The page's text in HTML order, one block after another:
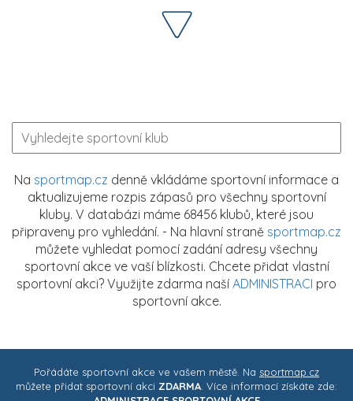
Na sportmap.cz denně vkládáme sportovní informace a
aktualizujeme rozpis zápasů pro všechny sportovní
kluby. V databázi máme 68456 klubů, které jsou
připraveny pro vyhledání. - Na hlavní straně sportmap.cz
můžete vyhledat pomocí zadání adresy všechny
sportovní akce ve vaší blízkosti. Chcete přidat vlastní
sportovní akci? Využijte zdarma naší ADMINISTRACI pro
sportovní akce.
Pořádáte sportovní akce ve vašem městě. Na sportmap.cz
můžete přidat sportovní akci ZDARMA . Více informací získáte zde: